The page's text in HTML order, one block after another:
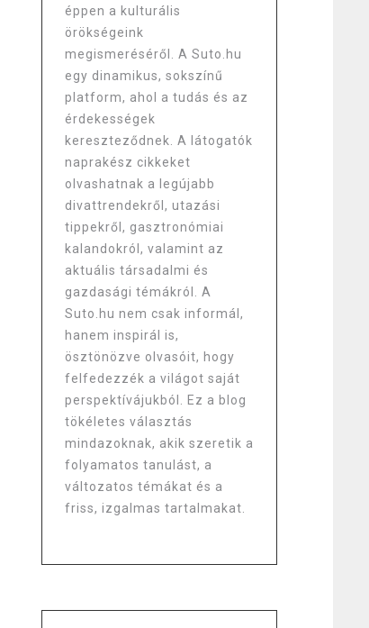
éppen a kulturális
örökségeink
megismeréséről. A Suto.hu
egy dinamikus, sokszínű
platform, ahol a tudás és az
érdekességek
kereszteződnek. A látogatók
naprakész cikkeket
olvashatnak a legújabb
divattrendekről, utazási
tippekről, gasztronómiai
kalandokról, valamint az
aktuális társadalmi és
gazdasági témákról. A
Suto.hu nem csak informál,
hanem inspirál is,
ösztönözve olvasóit, hogy
felfedezzék a világot saját
perspektívájukból. Ez a blog
tökéletes választás
mindazoknak, akik szeretik a
folyamatos tanulást, a
változatos témákat és a
friss, izgalmas tartalmakat.